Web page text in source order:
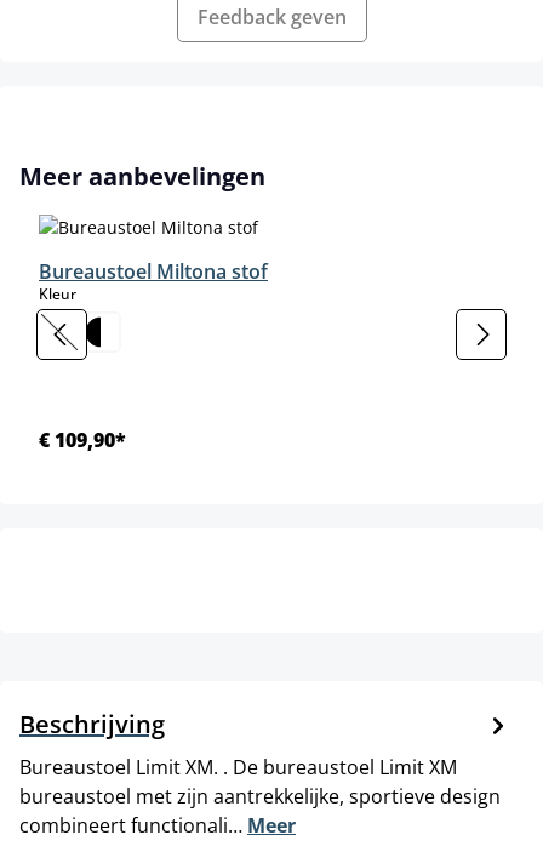
Feedback geven
Productgalerij overslaan
Meer aanbevelingen
Bureaustoel Miltona stof
Kleurselect
(Deze optie is momenteel niet beschikbaar.)
€ 109,90*
Beschrijving
Bureaustoel Limit XM. . De bureaustoel Limit XM
bureaustoel met zijn aantrekkelijke, sportieve design
combineert functionali… Meer